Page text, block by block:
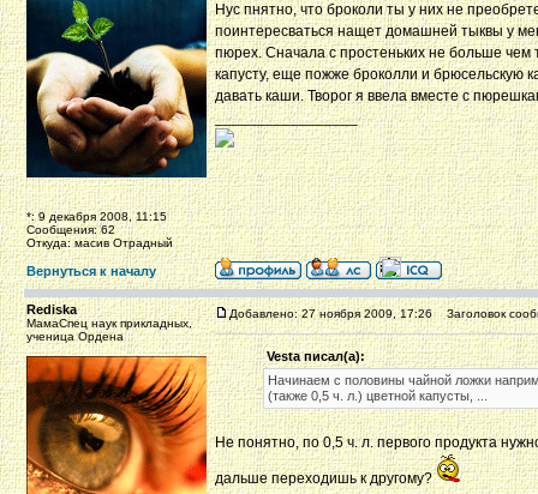
*: 9 декабря 2008, 11:15
Сообщения: 62
Откуда: масив Отрадный
Нус пнятно, что броколи ты у них не
поинтересваться нащет домашней тыквы у
пюрех. Сначала с простеньких не больше
капусту, еще пожже броколли и брюсельскую
давать каши. Творог я ввела вместе с
_________________
Вернуться к началу
Rediska
МамаСпец наук прикладных,
ученица Ордена
Добавлено: 27 ноября 2009, 17:26 Заголовок
Vesta писал(а):
Начинаем с половины чайной ложки
(также 0,5 ч. л.) цветной капусты, ...
Не понятно, по 0,5 ч. л. первого продукта
дальше переходишь к другому?